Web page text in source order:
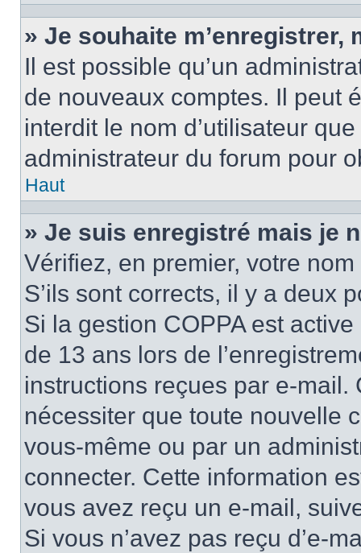
» Je souhaite m’enregistrer,
Il est possible qu’un
de nouveaux comptes. Il peut
interdit le nom d’utilisateur
administrateur du forum pour
Haut
» Je suis enregistré mais je
Vérifiez, en premier, votre
S’ils sont corrects, il y a deux
Si la gestion COPPA est
de 13 ans lors de
instructions reçues par e-
nécessiter que toute nouvelle
vous-même ou par un
connecter. Cette information
vous avez reçu un e-mail,
Si vous n’avez pas reçu d’e-